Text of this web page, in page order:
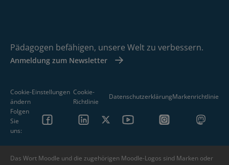
Pädagogen befähigen, unsere Welt zu verbessern.
Anmeldung zum Newsletter
Cookie-Einstellungen
ändern
Cookie-
Richtlinie
DatenschutzerklärungMarkenrichtlinie
Folgen
Sie
uns:
Das Wort Moodle und die zugehörigen Moodle-Logos sind Marken oder